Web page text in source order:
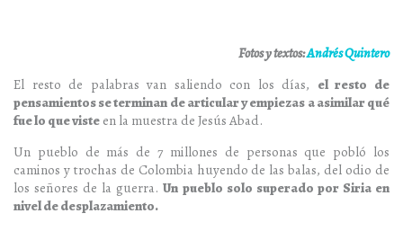
Fotos y textos:Andrés Quintero
El resto de palabras van saliendo con los días, el resto de
pensamientos se terminan de articular y empiezas a asimilar qué
fue lo que viste en la muestra de Jesús Abad.
Un pueblo de más de 7 millones de personas que pobló los
caminos y trochas de Colombia huyendo de las balas, del odio de
los señores de la guerra.Un pueblo solo superado por Siria en
nivel de desplazamiento.